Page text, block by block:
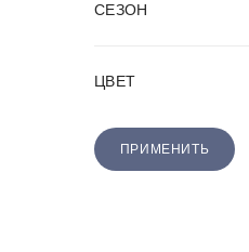
СЕЗОН
ЦВЕТ
ПРИМЕНИТЬ